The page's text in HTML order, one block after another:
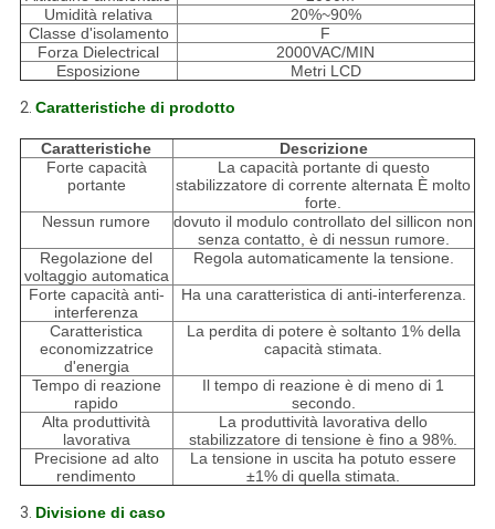
Umidità relativa
20%~90%
Classe d'isolamento
F
Forza Dielectrical
2000VAC/MIN
Esposizione
Metri LCD
2. Caratteristiche di prodotto
Caratteristiche
Descrizione
Forte capacità
portante
La capacità portante di questo
stabilizzatore di corrente alternata È molto
forte.
Nessun rumore
dovuto il modulo controllato del sillicon non
senza contatto, è di nessun rumore.
Regolazione del
voltaggio automatica
Regola automaticamente la tensione.
Forte capacità anti-
interferenza
Ha una caratteristica di anti-interferenza.
Caratteristica
economizzatrice
d'energia
La perdita di potere è soltanto 1% della
capacità stimata.
Tempo di reazione
rapido
Il tempo di reazione è di meno di 1
secondo.
Alta produttività
lavorativa
La produttività lavorativa dello
stabilizzatore di tensione è fino a 98%.
Precisione ad alto
rendimento
La tensione in uscita ha potuto essere
±1% di quella stimata.
3. Divisione di caso